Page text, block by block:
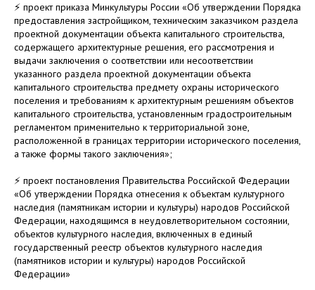
⚡️ проект приказа Минкультуры России «Об утверждении Порядка
предоставления застройщиком, техническим заказчиком раздела
проектной документации объекта капитального строительства,
содержащего архитектурные решения, его рассмотрения и
выдачи заключения о соответствии или несоответствии
указанного раздела проектной документации объекта
капитального строительства предмету охраны исторического
поселения и требованиям к архитектурным решениям объектов
капитального строительства, установленным градостроительным
регламентом применительно к территориальной зоне,
расположенной в границах территории исторического поселения,
а также формы такого заключения»;
⚡️ проект постановления Правительства Российской Федерации
«Об утверждении Порядка отнесения к объектам культурного
наследия (памятникам истории и культуры) народов Российской
Федерации, находящимся в неудовлетворительном состоянии,
объектов культурного наследия, включенных в единый
государственный реестр объектов культурного наследия
(памятников истории и культуры) народов Российской
Федерации»